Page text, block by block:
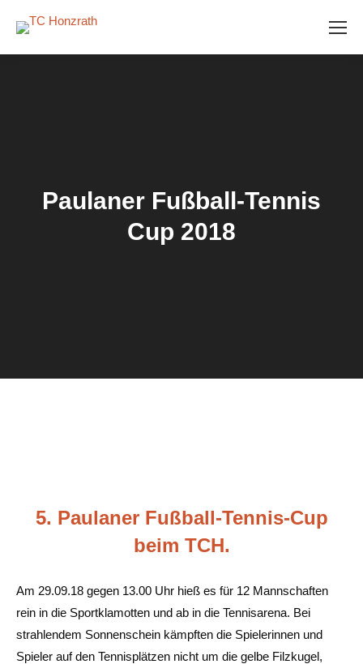
Paulaner Fußball-Tennis
Cup 2018
5. Paulaner Fußball-Tennis-Cup
beim TCH.
Am 29.09.18 gegen 13.00 Uhr hieß es für 12 Mannschaften
rein in die Sportklamotten und ab in die Tennisarena. Bei
strahlendem Sonnenschein kämpften die Spielerinnen und
Spieler auf den Tennisplätzen nicht um die gelbe Filzkugel,